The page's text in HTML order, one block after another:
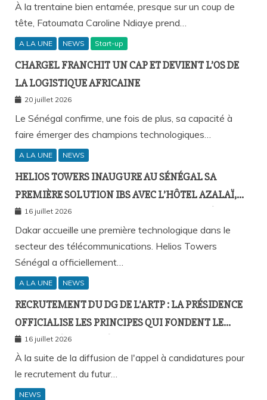
À la trentaine bien entamée, presque sur un coup de
tête, Fatoumata Caroline Ndiaye prend…
A LA UNE NEWS Start-up
CHARGEL FRANCHIT UN CAP ET DEVIENT L’OS DE
LA LOGISTIQUE AFRICAINE
20 juillet 2026
Le Sénégal confirme, une fois de plus, sa capacité à
faire émerger des champions technologiques…
A LA UNE NEWS
HELIOS TOWERS INAUGURE AU SÉNÉGAL SA
PREMIÈRE SOLUTION IBS AVEC L’HÔTEL AZALAÏ,
NOUVEAU STANDARD DE LA CONNECTIVITÉ
MOBILE À L’INTÉRIEUR DES BÂTIMENTS
16 juillet 2026
Dakar accueille une première technologique dans le
secteur des télécommunications. Helios Towers
Sénégal a officiellement…
A LA UNE NEWS
RECRUTEMENT DU DG DE L’ARTP : LA PRÉSIDENCE
OFFICIALISE LES PRINCIPES QUI FONDENT LE
RECOURS À L’APPEL À CANDIDATURES
16 juillet 2026
À la suite de la diffusion de l'appel à candidatures pour
le recrutement du futur…
NEWS